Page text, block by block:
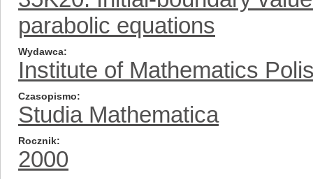
parabolic equations
Wydawca
Institute of Mathematics
Czasopismo
Studia Mathematica
Rocznik
2000